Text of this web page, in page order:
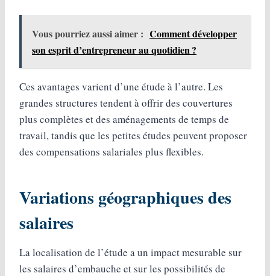
Vous pourriez aussi aimer : Comment développer
son esprit d’entrepreneur au quotidien ?
Ces avantages varient d’une étude à l’autre. Les
grandes structures tendent à offrir des couvertures
plus complètes et des aménagements de temps de
travail, tandis que les petites études peuvent proposer
des compensations salariales plus flexibles.
Variations géographiques des
salaires
La localisation de l’étude a un impact mesurable sur
les salaires d’embauche et sur les possibilités de